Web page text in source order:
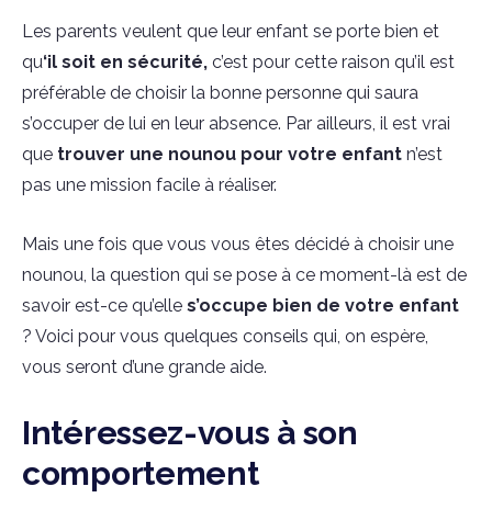
Les parents veulent que leur enfant se porte bien et
qu‘il soit en sécurité, c’est pour cette raison qu’il est
préférable de choisir la bonne personne qui saura
s’occuper de lui en leur absence. Par ailleurs, il est vrai
que trouver une nounou pour votre enfant n’est
pas une mission facile à réaliser.
Mais une fois que vous vous êtes décidé à choisir une
nounou, la question qui se pose à ce moment-là est de
savoir est-ce qu’elle s’occupe bien de votre enfant
? Voici pour vous quelques conseils qui, on espère,
vous seront d’une grande aide.
Intéressez-vous à son
comportement